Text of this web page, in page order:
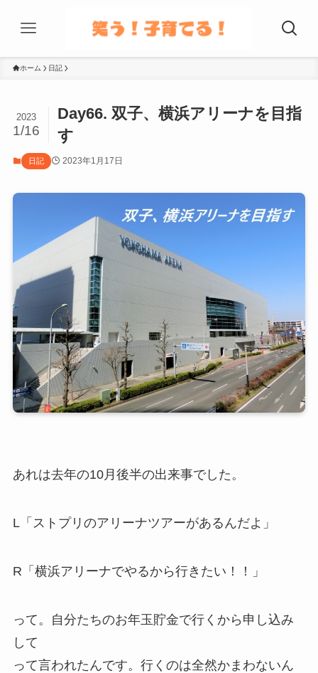
ホーム 日記
Day66. 双子、横浜アリーナを目指
す
2023
1/16
日記 2023年1月17日
あれは去年の10月後半の出来事でした。
L「ストプリのアリーナツアーがあるんだよ」
R「横浜アリーナでやるから行きたい！！」
って。自分たちのお年玉貯金で行くから申し込み
して
って言われたんです。行くのは全然かまわないん